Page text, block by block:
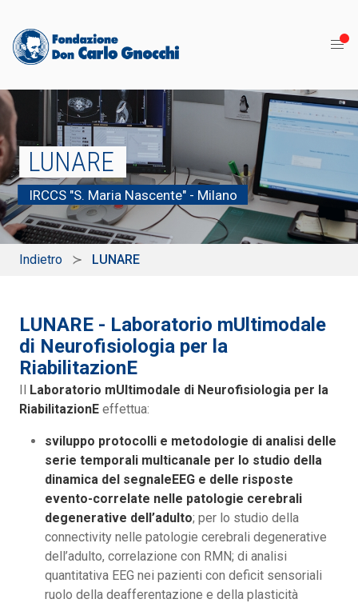
LUNARE
IRCCS "S. Maria Nascente" - Milano
Indietro LUNARE
LUNARE - Laboratorio mUltimodale
di Neurofisiologia per la
RiabilitazionE
Il Laboratorio mUltimodale di Neurofisiologia per la
RiabilitazionE effettua:
sviluppo protocolli e metodologie di analisi delle
serie temporali multicanale per lo studio della
dinamica del segnaleEEG e delle risposte
evento-correlate nelle patologie cerebrali
degenerative dell’adulto; per lo studio della
connectivity nelle patologie cerebrali degenerative
dell’adulto, correlazione con RMN; di analisi
quantitativa EEG nei pazienti con deficit sensoriali
ruolo della deafferentazione e della plasticità